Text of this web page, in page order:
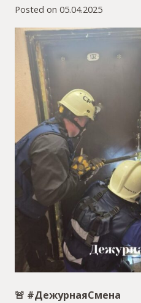
Posted on 05.04.2025
🚨 #ДежурнаяСмена